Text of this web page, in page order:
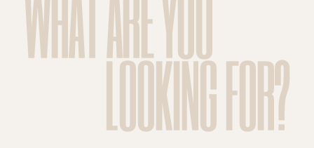
WHAT ARE YOU
LOOKING FOR?